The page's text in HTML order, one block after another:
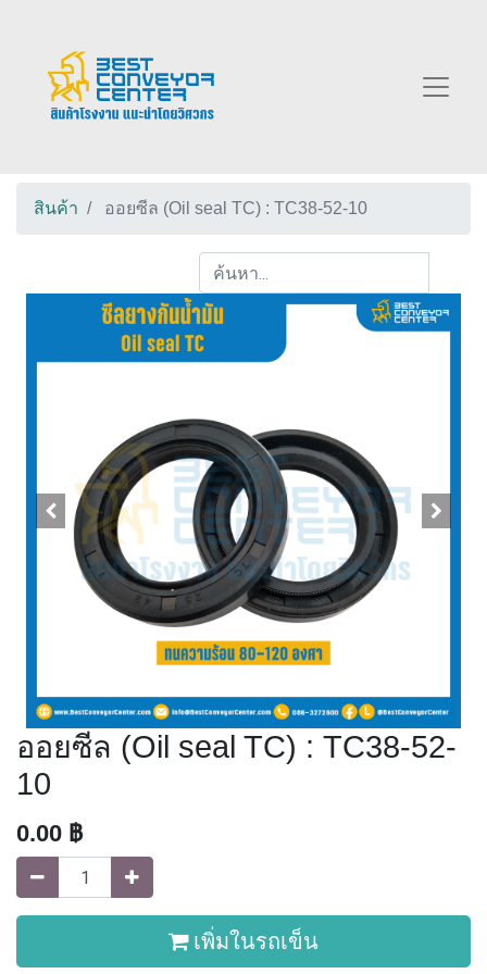
สินค้า ออยซีล (Oil seal TC) : TC38-52-10
ออยซีล (Oil seal TC) : TC38-52-
10
0.00 ฿
เพิ่มในรถเข็น